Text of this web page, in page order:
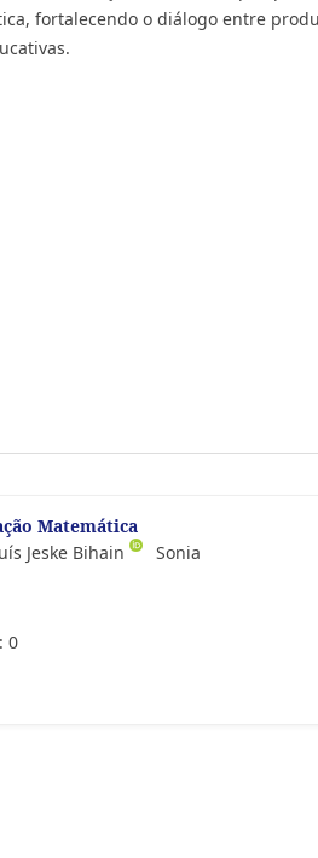
fortalecendo o diálogo entre
Matemática
Jeske Bihain
Sonia
0